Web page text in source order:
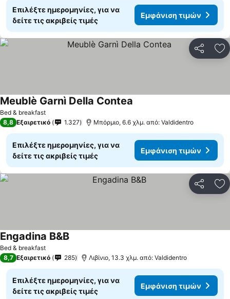
Επιλέξτε ημερομηνίες, για να
δείτε τις ακριβείς τιμές
Εμφάνιση τιμών
Bed & breakfast
Meublè Garnì Della Contea
8,8 Εξαιρετικό 1.327 Μπόρμιο, 6.6 χλμ. από: Valdidentro
Επιλέξτε ημερομηνίες, για να
δείτε τις ακριβείς τιμές
Εμφάνιση τιμών
Bed & breakfast
Engadina B&B
8,7 Εξαιρετικό 285 Λιβίνιο, 13.3 χλμ. από: Valdidentro
Επιλέξτε ημερομηνίες, για να
δείτε τις ακριβείς τιμές
Εμφάνιση τιμών